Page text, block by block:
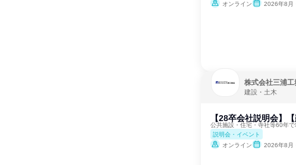
オンライン
2026年8月
株式会社三浦工
建設・土木
【28卒会社説明会】
公共施設・住宅・寺社等60年で
説明会・イベント
オンライン
2026年8月